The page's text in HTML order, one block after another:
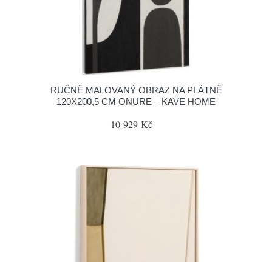
RUČNĚ MALOVANÝ OBRAZ NA PLÁTNĚ
120X200,5 CM ONURE – KAVE HOME
10 929 Kč